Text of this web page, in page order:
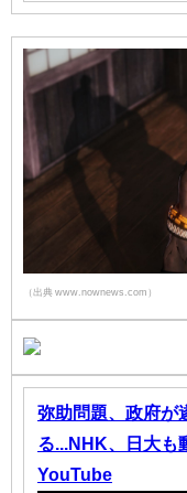
（出典 www.nownews.com）
弥助問題、政府が
る...NHK、日大も
YouTube